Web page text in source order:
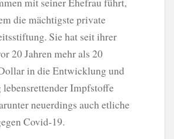
die mächtigste private
Sie hat seit ihrer
20 Jahren mehr als 20
in die Entwicklung und
Impfstoffe
neuerdings auch etliche
Covid-19.